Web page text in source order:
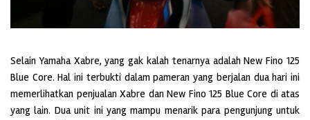
Selain Yamaha Xabre, yang gak kalah tenarnya adalah New Fino 125
Blue Core. Hal ini terbukti dalam pameran yang berjalan dua hari ini
memerlihatkan penjualan Xabre dan New Fino 125 Blue Core di atas
yang lain. Dua unit ini yang mampu menarik para pengunjung untuk